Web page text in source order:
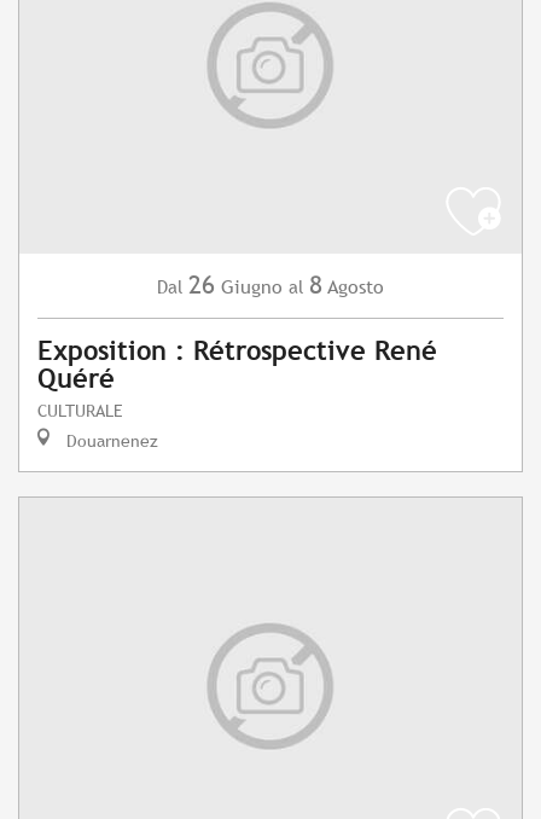
Dal 26 Giugno al 8 Agosto
Exposition : Rétrospective René
Quéré
CULTURALE
Douarnenez